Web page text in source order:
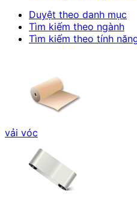
Duyệt theo danh mục
Tìm kiếm theo ngành
Tìm kiếm theo tính
vải vóc